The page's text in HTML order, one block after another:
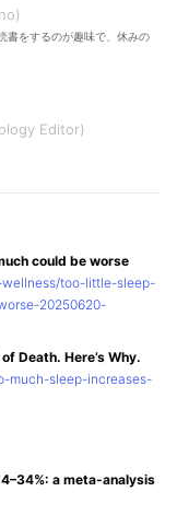
書をするのが趣味で、休みの
Editor
could be worse
too-little-sleep-
20250620-
Death. Here’s Why.
much-sleep-increases-
a meta-analysis